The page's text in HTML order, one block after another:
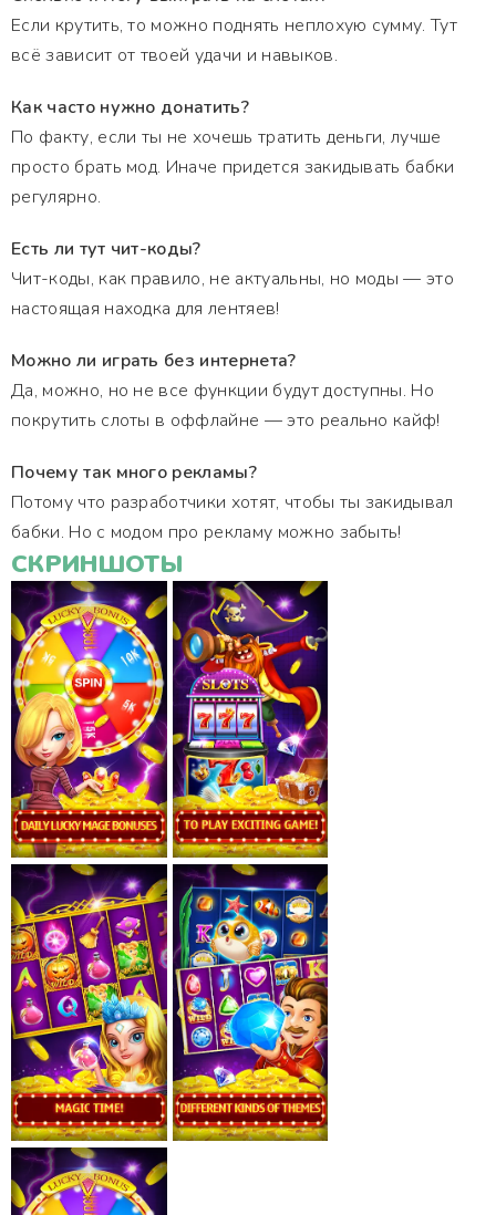
Если крутить, то можно поднять неплохую сумму. Тут
всё зависит от твоей удачи и навыков.
Как часто нужно донатить?
По факту, если ты не хочешь тратить деньги, лучше
просто брать мод. Иначе придется закидывать бабки
регулярно.
Есть ли тут чит-коды?
Чит-коды, как правило, не актуальны, но моды — это
настоящая находка для лентяев!
Можно ли играть без интернета?
Да, можно, но не все функции будут доступны. Но
покрутить слоты в оффлайне — это реально кайф!
Почему так много рекламы?
Потому что разработчики хотят, чтобы ты закидывал
бабки. Но с модом про рекламу можно забыть!
СКРИНШОТЫ